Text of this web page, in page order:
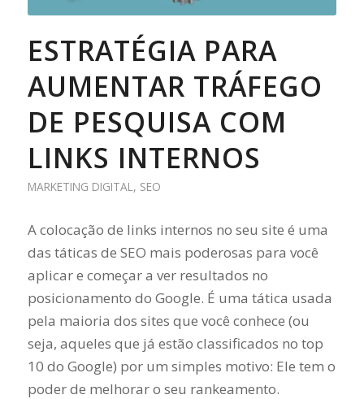
ESTRATÉGIA PARA
AUMENTAR TRÁFEGO
DE PESQUISA COM
LINKS INTERNOS
MARKETING DIGITAL , SEO
A colocação de links internos no seu site é uma
das táticas de SEO mais poderosas para você
aplicar e começar a ver resultados no
posicionamento do Google. É uma tática usada
pela maioria dos sites que você conhece (ou
seja, aqueles que já estão classificados no top
10 do Google) por um simples motivo: Ele tem o
poder de melhorar o seu rankeamento.